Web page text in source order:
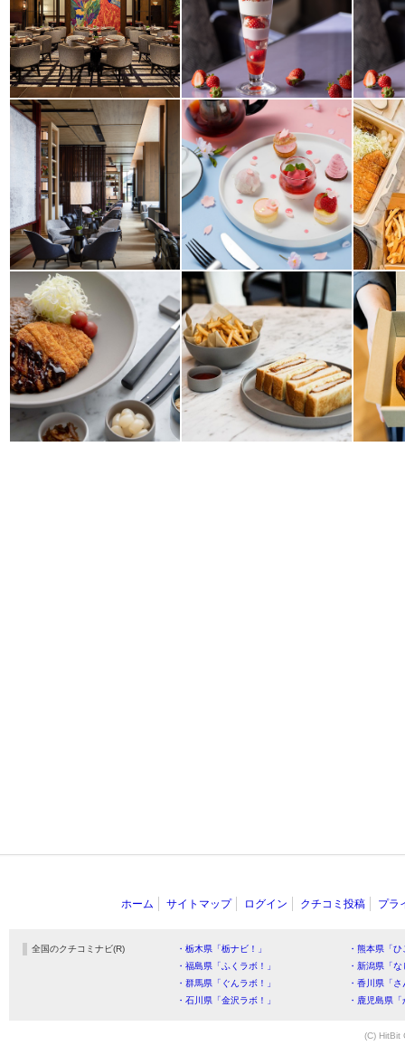
ホーム サイトマップ ログイン クチコミ投稿 プラ
全国のクチコミナビ(R) ・栃木県「栃ナビ！」
・熊本県「
・福島県「ふくラボ！」
・新潟県「
・群馬県「ぐんラボ！」
・香川県「
・石川県「金沢ラボ！」
・鹿児島県
(C) HitBit